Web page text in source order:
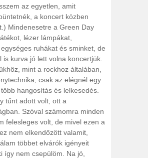
az egyetlen, amit
a koncert közben
Mindenesetre a Green Day
lézer lámpákat,
ruhákat és sminket, de
is kurva jó lett volna koncertjük.
mint a rockhoz általában,
csak az elégnél egy
hangosítás és lelkesedés.
tűnt adott volt, ott a
Szóval számomra minden
felesleges volt, de mivel ezen a
nem elkendőzött valamit,
többet elvárók igényeit
így nem csepülöm. Na jó,